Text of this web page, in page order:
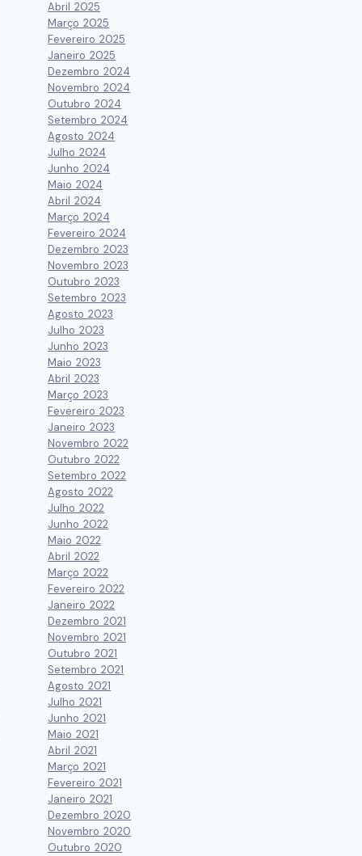
Abril 2025
Março 2025
Fevereiro 2025
Janeiro 2025
Dezembro 2024
Novembro 2024
Outubro 2024
Setembro 2024
Agosto 2024
Julho 2024
Junho 2024
Maio 2024
Abril 2024
Março 2024
Fevereiro 2024
Dezembro 2023
Novembro 2023
Outubro 2023
Setembro 2023
Agosto 2023
Julho 2023
Junho 2023
Maio 2023
Abril 2023
Março 2023
Fevereiro 2023
Janeiro 2023
Novembro 2022
Outubro 2022
Setembro 2022
Agosto 2022
Julho 2022
Junho 2022
Maio 2022
Abril 2022
Março 2022
Fevereiro 2022
Janeiro 2022
Dezembro 2021
Novembro 2021
Outubro 2021
Setembro 2021
Agosto 2021
Julho 2021
Junho 2021
Maio 2021
Abril 2021
Março 2021
Fevereiro 2021
Janeiro 2021
Dezembro 2020
Novembro 2020
Outubro 2020